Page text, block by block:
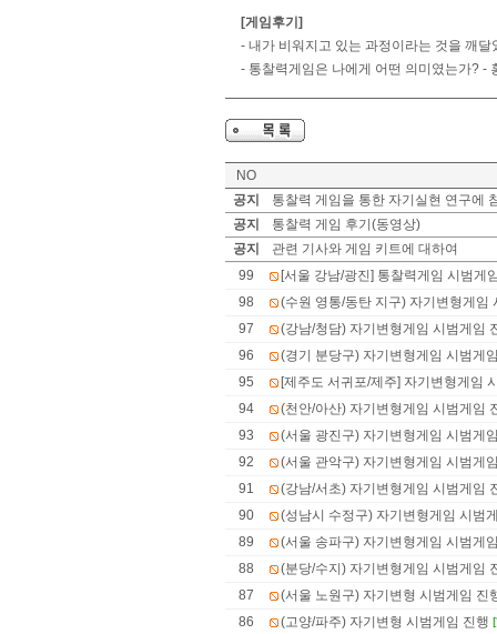
[게임후기]
-내가 비워지고 있는 과정이라는 것을 깨달
- 통찰력게임은 나에게 어떤 의미였는가? -
NO
공지
통찰력 게임을 통한 자기실현 연구에
공지
통찰력 게임 후기(동영상)
공지
관련 기사와 게임 키트에 대하여
99
[서울 강남/광진] 통찰력게임 시범게
98
(수원 영통/동탄 지구) 자기변형게임
97
(강남/청담) 자기변형게임 시범게임
96
(경기 분당구) 자기변형게임 시범게
95
[제주도 서귀포/제주] 자기변형게임
94
(천안/아산) 자기변형게임 시범게임
93
(서울 광진구) 자기변형게임 시범게
92
(서울 관악구) 자기변형게임 시범게
91
(강남/서초) 자기변형게임 시범게임
90
(성남시 수정구) 자기변형게임 시범
89
(서울 송파구) 자기변형게임 시범게
88
(분당/수지) 자기변형게임 시범게임
87
(서울 노원구) 자기변형 시범게임 진
86
(고양/파주) 자기변형 시범게임 진행